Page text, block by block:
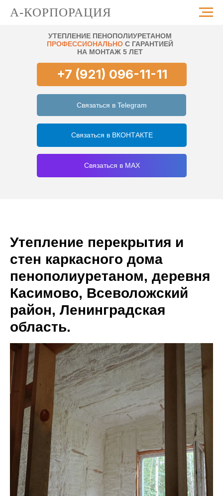
А-КОРПОРАЦИЯ
+7 (921) 096-11-11
096-11-11
sale@ppu-snab.com
Связаться в Telegram
УТЕПЛЕНИЕ ПЕНОПОЛИУРЕТАНОМ
ПРОФЕССИОНАЛЬНО С ГАРАНТИЕЙ
НА МОНТАЖ 5 ЛЕТ
А-
КОРПОРАЦИЯ
Связаться в MAX
Связаться в ВКОНТАКТЕ
Утепление перекрытия и
стен каркасного дома
пенополиуретаном, деревня
Касимово, Всеволожский
район, Ленинградская
область.